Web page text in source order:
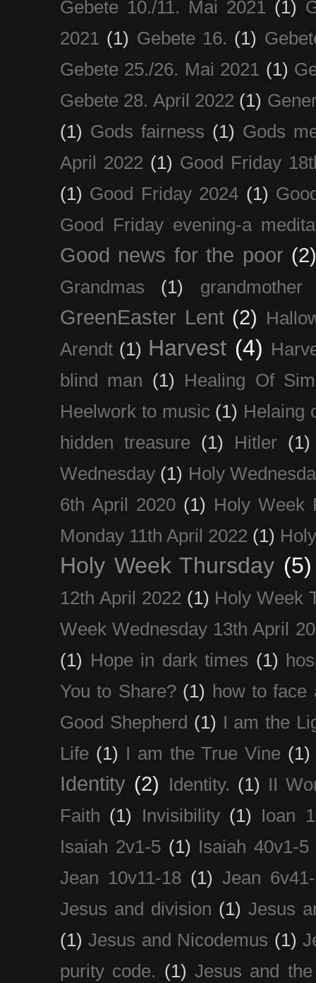
Gebete 10./11. Mai 2021
(1)
2021 (1) Gebete 16. (1)
Gebete 25./26. Mai 2021 (1)
Gebete 28. April 2022 (1)
(1) Gods fairness (1) Gods
April 2022 (1) Good Friday
(1) Good Friday 2024 (1)
Good Friday evening-a
Good news for the poor
Grandmas (1) grandmother
GreenEaster Lent (2)
Arendt (1) Harvest (4)
blind man (1)
Healing Of
Heelwork to music (1) Helaing
hidden treasure
(1) Hitler
(1)
Wednesday (1) Holy
6th April 2020 (1) Holy Week
Monday 11th April 2022 (1)
Holy Week Thursday (5)
12th April 2022 (1) Holy Week
Week Wednesday 13th April
(1) Hope in dark times (1)
You to Share? (1) how to face
Good Shepherd (1) I am the
Life (1) I am the True Vine (1)
Identity (2) Identity. (1) II
Faith (1) Invisibility (1)
Ioan
Isaiah 2v1-5 (1) Isaiah 40v1-5
Jean 10v11-18 (1) Jean
Jesus and division (1) Jesus
(1) Jesus and Nicodemus (1)
purity code. (1) Jesus and